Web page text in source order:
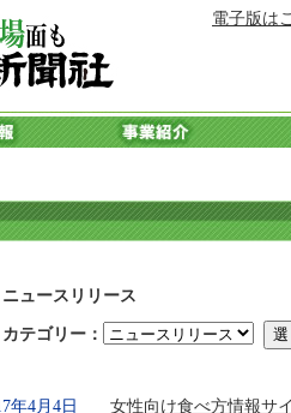
電子版は
ュースリリース
カテゴリー：
年4月4日 女性向け食べ方情報サ